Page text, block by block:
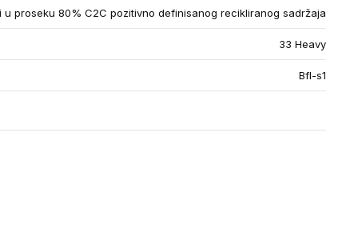
u proseku 80% C2C pozitivno definisanog recikliranog sadržaja
33 Heavy
Bfl-s1